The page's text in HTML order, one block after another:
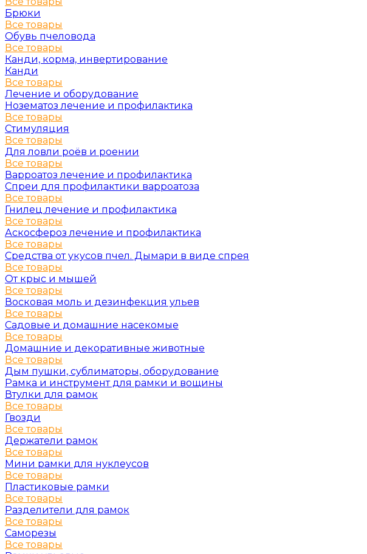
Брюки
Все товары
Обувь пчеловода
Все товары
Канди, корма, инвертирование
Канди
Все товары
Лечение и оборудование
Нозематоз лечение и профилактика
Все товары
Стимуляция
Все товары
Для ловли роёв и роении
Все товары
Варроатоз лечение и профилактика
Спреи для профилактики варроатоза
Все товары
Гнилец лечение и профилактика
Все товары
Аскосфероз лечение и профилактика
Все товары
Средства от укусов пчел. Дымари в виде спрея
Все товары
От крыс и мышей
Все товары
Восковая моль и дезинфекция ульев
Все товары
Садовые и домашние насекомые
Все товары
Домашние и декоративные животные
Все товары
Дым пушки, сублиматоры, оборудование
Рамка и инструмент для рамки и вощины
Втулки для рамок
Все товары
Гвозди
Все товары
Держатели рамок
Все товары
Мини рамки для нуклеусов
Все товары
Пластиковые рамки
Все товары
Разделители для рамок
Все товары
Саморезы
Все товары